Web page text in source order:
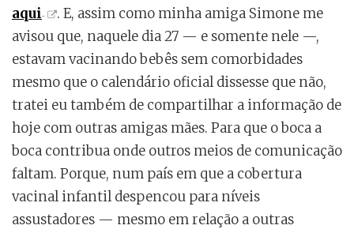
aqui
. E, assim como minha amiga Simone me
avisou que, naquele dia 27 — e somente nele —,
estavam vacinando bebês sem comorbidades
mesmo que o calendário oficial dissesse que não,
tratei eu também de compartilhar a informação de
hoje com outras amigas mães. Para que o boca a
boca contribua onde outros meios de comunicação
faltam. Porque, num país em que a cobertura
vacinal infantil despencou para níveis
assustadores — mesmo em relação a outras